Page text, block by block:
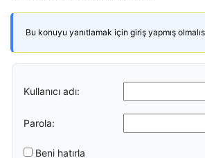
Bu konuyu yanıtlamak için giriş yapmış
Kullanıcı adı:
Parola:
Beni hatırla